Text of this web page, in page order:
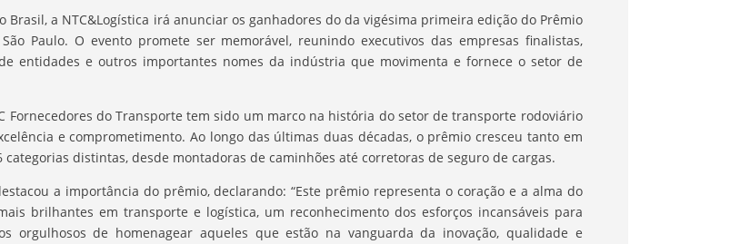
a NTC&Logística irá anunciar os ganhadores do da vigésima primeira edição do Prêmio
Paulo. O evento promete ser memorável, reunindo executivos das empresas finalistas,
entidades e outros importantes nomes da indústria que movimenta e fornece o setor de
Fornecedores do Transporte tem sido um marco na história do setor de transporte rodoviário
e comprometimento. Ao longo das últimas duas décadas, o prêmio cresceu tanto em
distintas, desde montadoras de caminhões até corretoras de seguro de cargas.
a importância do prêmio, declarando: “Este prêmio representa o coração e a alma do
brilhantes em transporte e logística, um reconhecimento dos esforços incansáveis para
orgulhosos de homenagear aqueles que estão na vanguarda da inovação, qualidade e